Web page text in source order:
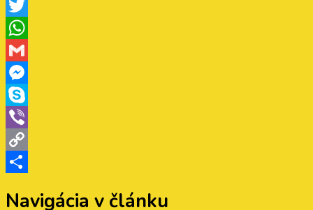
Facebook
Twitter
WhatsApp
Gmail
Messenger
Skype
Viber
Copy
Navigácia v článku